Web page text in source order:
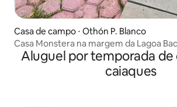
Casa de campo ⋅ Othón P. Blanco
Casa Monstera na margem da Lagoa
Aluguel por temporada de
caiaques